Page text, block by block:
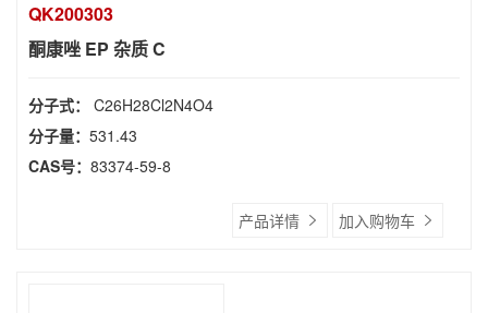
QK200303
酮康唑 EP 杂质 C
分子式： C26H28Cl2N4O4
分子量： 531.43
CAS号： 83374-59-8
产品详情 加入购物车